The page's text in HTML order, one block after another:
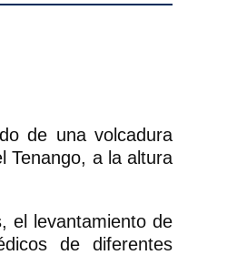
de una volcadura
Tenango, a la altura
el levantamiento de
de diferentes